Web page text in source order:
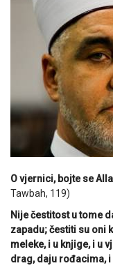
O vjernici, bojte se
Tawbah, 119)
Nije čestitost u tome
zapadu; čestiti su oni
meleke, i u knjige, i u
drag, daju rođacima,